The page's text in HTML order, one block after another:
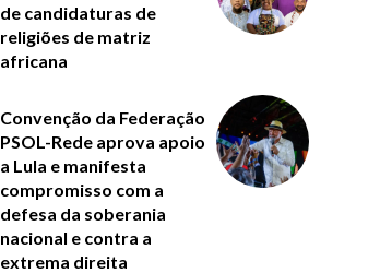
de candidaturas de
religiões de matriz
africana
Convenção da Federação
PSOL-Rede aprova apoio
a Lula e manifesta
compromisso com a
defesa da soberania
nacional e contra a
extrema direita